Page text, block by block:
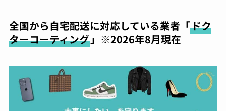
全国から自宅配送に対応している業者「ドク
ターコーティング」※2026年8月現在